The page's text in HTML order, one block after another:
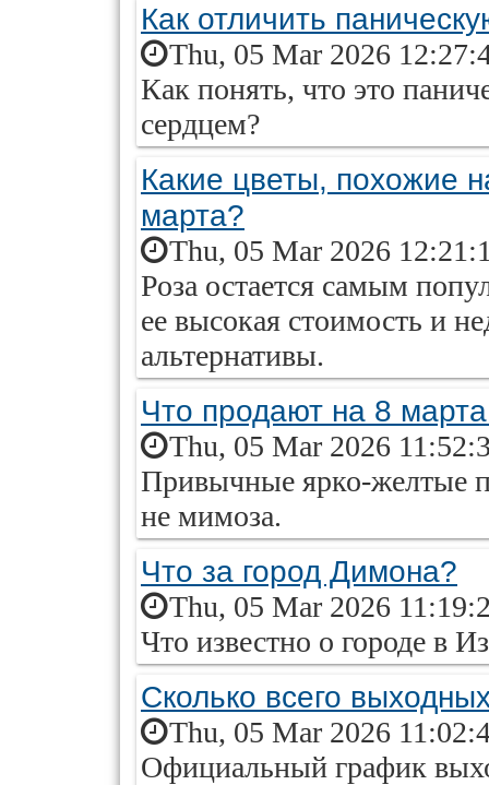
Как отличить
Thu, 05 Mar 2026
Как понять, что это
сердцем?
Какие цветы, похожие
марта?
Thu, 05 Mar 2026
Роза остается самым
ее высокая стоимость и
альтернативы.
Что продают на 8
Thu, 05 Mar 2026
Привычные ярко-желтые
не мимоза.
Что за город Димона?
Thu, 05 Mar 2026
Что известно о городе в
Сколько всего
Thu, 05 Mar 2026
Официальный график